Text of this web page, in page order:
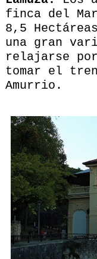
finca del
8,5
una gran
relajarse
tomar el
Amurrio.